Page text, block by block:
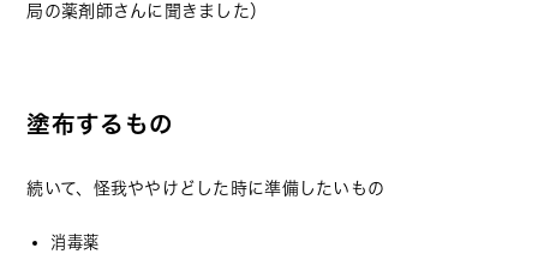
局の薬剤師さんに聞きました）
塗布するもの
続いて、怪我ややけどした時に準備したいもの
消毒薬